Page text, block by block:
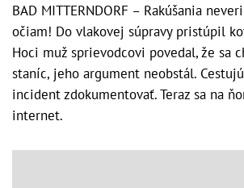
BAD MITTERNDORF – Rakúšania
očiam! Do vlakovej súpravy pristúpil
Hoci muž sprievodcovi povedal, že sa
staníc, jeho argument neobstál.
incident zdokumentovať. Teraz sa na
internet.